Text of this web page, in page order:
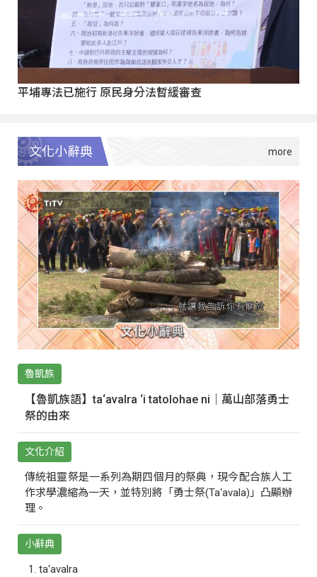
平埔專法已施行 原民身分法暫緩審查
文化小辭典
魯凱族
【魯凱族語】ta‘avalra ‘i tatolohae ni｜萬山部落勇士
祭的由來
文化介紹
傳統祖靈祭是一系列為期四個月的祭典，現今配合族人工
作求學濃縮為一天，並特別將「勇士祭(Ta‘avala)」凸顯辦
理。
小辭典
ta‘avalra